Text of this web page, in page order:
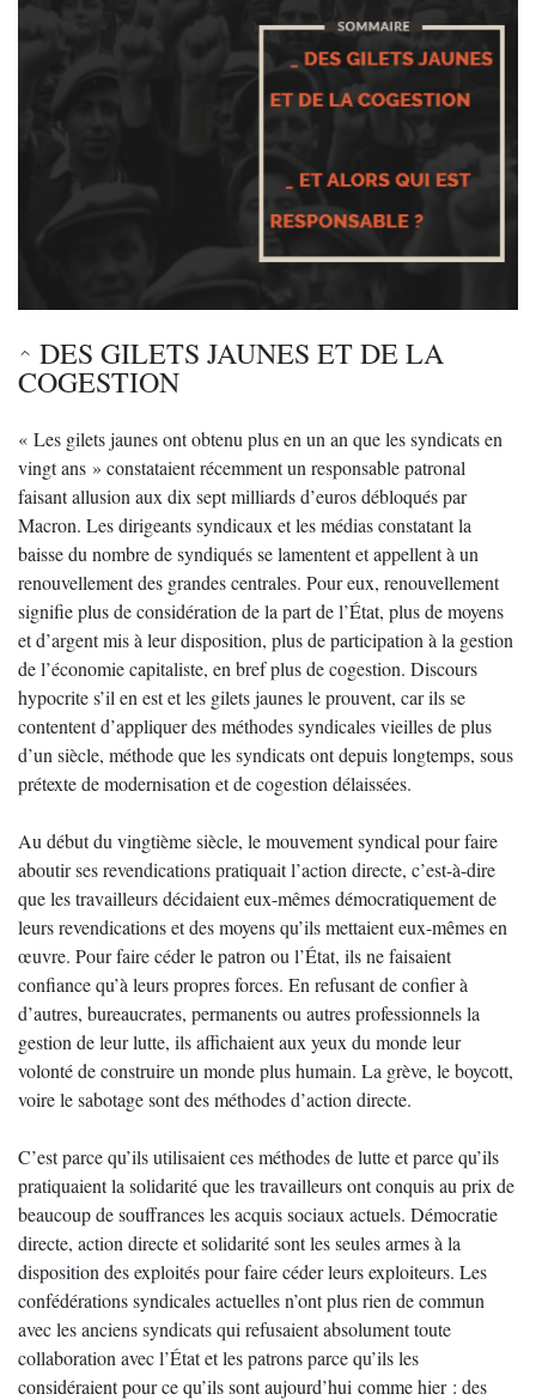
DES GILETS JAUNES ET DE LA
COGESTION
« Les gilets jaunes ont obtenu plus en un an que les syndicats en
vingt ans » constataient récemment un responsable patronal
faisant allusion aux dix sept milliards d’euros débloqués par
Macron. Les dirigeants syndicaux et les médias constatant la
baisse du nombre de syndiqués se lamentent et appellent à un
renouvellement des grandes centrales. Pour eux, renouvellement
signifie plus de considération de la part de l’État, plus de moyens
et d’argent mis à leur disposition, plus de participation à la gestion
de l’économie capitaliste, en bref plus de cogestion. Discours
hypocrite s’il en est et les gilets jaunes le prouvent, car ils se
contentent d’appliquer des méthodes syndicales vieilles de plus
d’un siècle, méthode que les syndicats ont depuis longtemps, sous
prétexte de modernisation et de cogestion délaissées.
Au début du vingtième siècle, le mouvement syndical pour faire
aboutir ses revendications pratiquait l’action directe, c’est-à-dire
que les travailleurs décidaient eux-mêmes démocratiquement de
leurs revendications et des moyens qu’ils mettaient eux-mêmes en
œuvre. Pour faire céder le patron ou l’État, ils ne faisaient
confiance qu’à leurs propres forces. En refusant de confier à
d’autres, bureaucrates, permanents ou autres professionnels la
gestion de leur lutte, ils affichaient aux yeux du monde leur
volonté de construire un monde plus humain. La grève, le boycott,
voire le sabotage sont des méthodes d’action directe.
C’est parce qu’ils utilisaient ces méthodes de lutte et parce qu’ils
pratiquaient la solidarité que les travailleurs ont conquis au prix de
beaucoup de souffrances les acquis sociaux actuels. Démocratie
directe, action directe et solidarité sont les seules armes à la
disposition des exploités pour faire céder leurs exploiteurs. Les
confédérations syndicales actuelles n’ont plus rien de commun
avec les anciens syndicats qui refusaient absolument toute
collaboration avec l’État et les patrons parce qu’ils les
considéraient pour ce qu’ils sont aujourd’hui comme hier : des